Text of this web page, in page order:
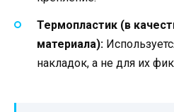
Термопластик (в
материала):
накладок, а не для их